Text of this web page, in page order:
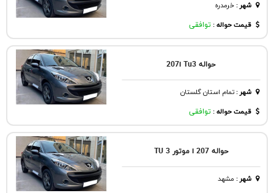
شهر:خرمدره
قیمت حواله : توافقی
حواله 207i Tu3
شهر:تمام استان گلستان
قیمت حواله : توافقی
حواله 207 i موتور TU 3
شهر: مشهد